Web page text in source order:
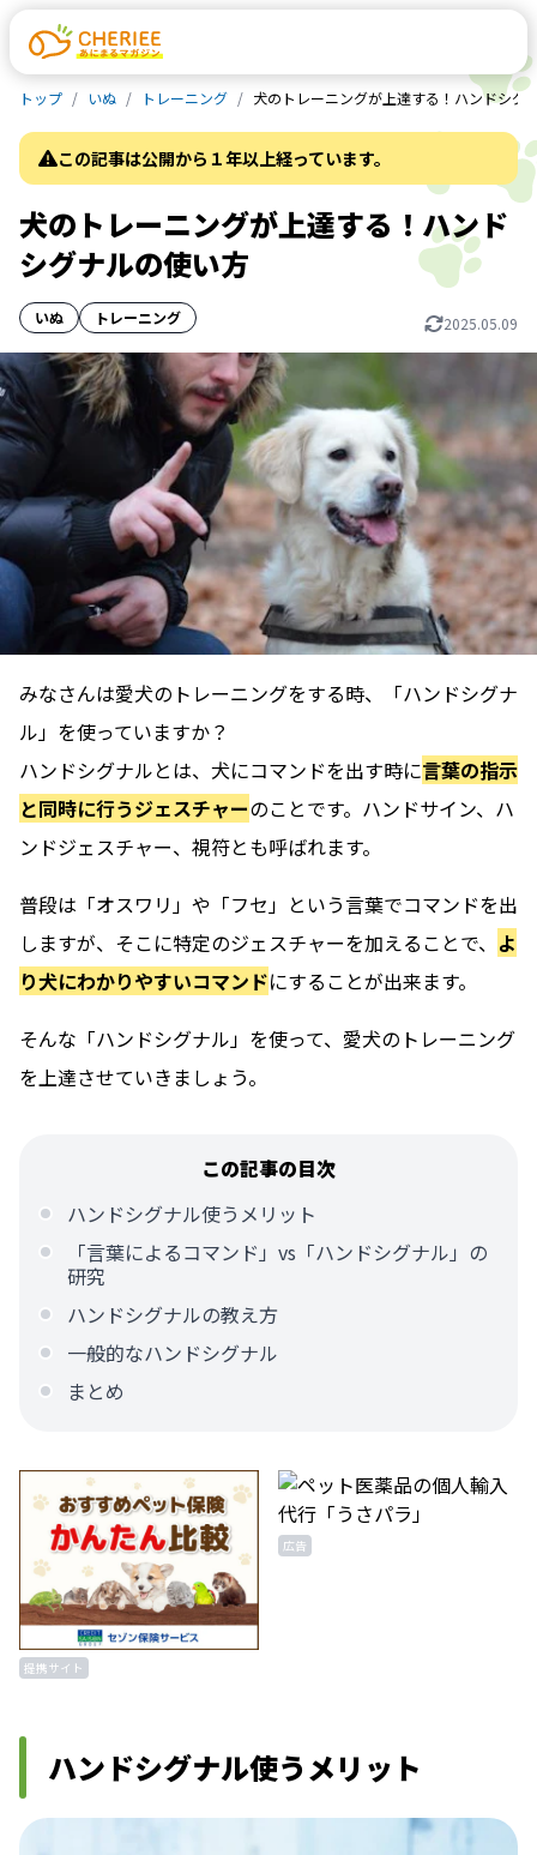
トップ いぬ トレーニング 犬のトレーニングが上達する！ハンドシグ
この記事は公開から１年以上経っています。
犬のトレーニングが上達する！ハンド
シグナルの使い方
いぬ トレーニング 2025.05.09
みなさんは愛犬のトレーニングをする時、「ハンドシグナ
ル」を使っていますか？
ハンドシグナルとは、犬にコマンドを出す時に言葉の指示
と同時に行うジェスチャーのことです。ハンドサイン、ハ
ンドジェスチャー、視符とも呼ばれます。
普段は「オスワリ」や「フセ」という言葉でコマンドを出
しますが、そこに特定のジェスチャーを加えることで、 よ
り犬にわかりやすいコマンドにすることが出来ます。
そんな「ハンドシグナル」を使って、愛犬のトレーニング
を上達させていきましょう。
この記事の目次
ハンドシグナル使うメリット
「言葉によるコマンド」vs「ハンドシグナル」の
研究
ハンドシグナルの教え方
一般的なハンドシグナル
まとめ
提携サイト
広告
ハンドシグナル使うメリット